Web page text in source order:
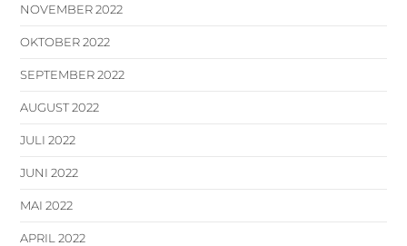
NOVEMBER 2022
OKTOBER 2022
SEPTEMBER 2022
AUGUST 2022
JULI 2022
JUNI 2022
MAI 2022
APRIL 2022